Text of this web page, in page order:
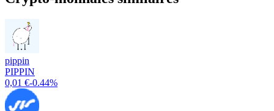
pippin
PIPPIN
0,01 €-0.44%